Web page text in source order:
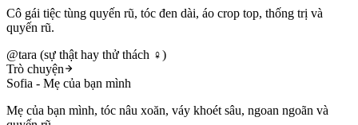
Cô gái tiệc tùng quyến rũ, tóc đen dài, áo crop top, thống trị và
quyến rũ.
@tara (sự thật hay thử thách ♀️)
Trò chuyện
Sofia - Mẹ của bạn mình
Mẹ của bạn mình, tóc nâu xoăn, váy khoét sâu, ngoan ngoãn và